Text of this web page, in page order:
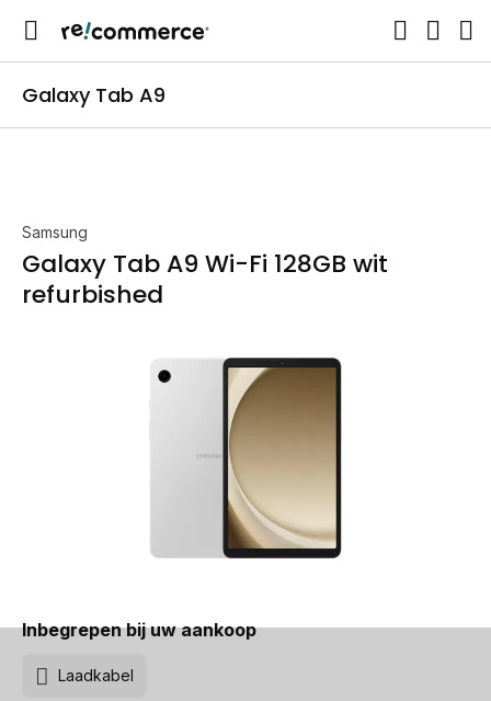
Galaxy Tab A9
Samsung
Galaxy Tab A9 Wi-Fi 128GB wit
refurbished
Inbegrepen bij uw aankoop
Laadkabel